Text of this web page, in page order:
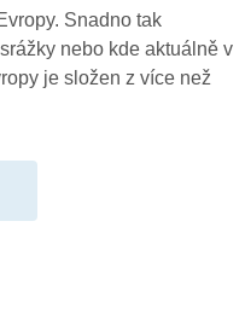
Snadno tak
nebo kde aktuálně v
je složen z více než